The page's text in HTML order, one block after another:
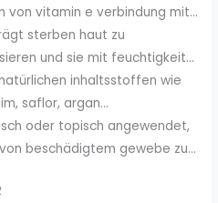
vitamin e verbindung mit...
sterben haut zu
und sie mit feuchtigkeit...
inhaltsstoffen wie
saflor, argan...
oder topisch angewendet,
beschädigtem gewebe zu...